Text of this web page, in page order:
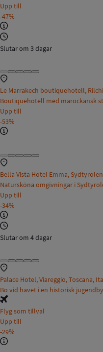
Upp till
-47%
Slutar om 3 dagar
Le Marrakech boutiquehotell,
Boutiquehotell med marockansk
Upp till
-53%
Bella Vista Hotel Emma,
Natursköna omgivningar i
Upp till
-34%
Slutar om 4 dagar
Palace Hotel, Viareggio, Toscana,
Bo vid havet i en historisk
Flyg som tillval
Upp till
-29%